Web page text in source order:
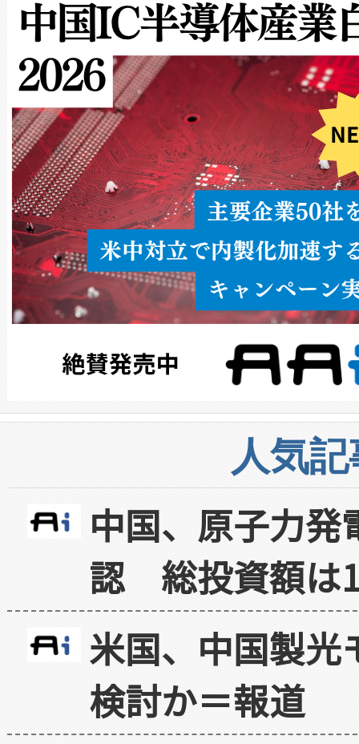
人気
中国、原子力
認 総投資額は
米国、中国製光
検討か＝報道